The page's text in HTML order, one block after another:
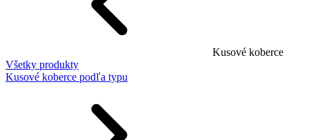
Kusové koberce
Všetky produkty
Kusové koberce podľa typu